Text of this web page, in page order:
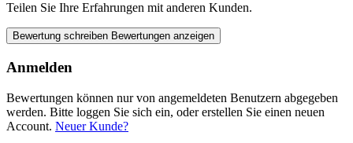
Teilen Sie Ihre Erfahrungen mit anderen Kunden.
Bewertung schreiben Bewertungen anzeigen
Anmelden
Bewertungen können nur von angemeldeten Benutzern abgegeben
werden. Bitte loggen Sie sich ein, oder erstellen Sie einen neuen
Account. Neuer Kunde?